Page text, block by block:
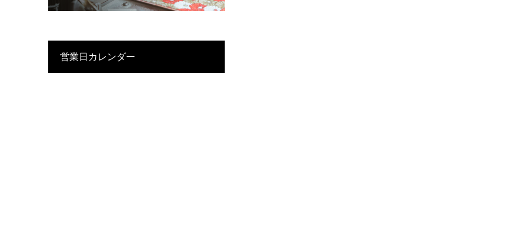
営業日カレンダー